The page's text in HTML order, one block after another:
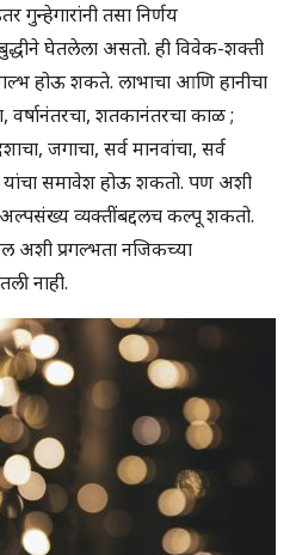
गुन्हेगारांनी तसा निर्णय
घेतलेला असतो. ही विवेक-शक्ती
होऊ शकते. लाभाचा आणि हानीचा
वर्षानंतरचा, शतकानंतरचा काळ ;
जगाचा, सर्व मानवांचा, सर्व
यांचा समावेश होऊ शकतो. पण अशी
व्यक्तींबद्दलच कल्पू शकतो.
अशी प्रगल्भता नजिकच्या
नाही.